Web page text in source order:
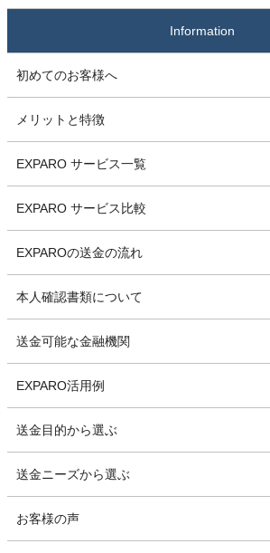
Information
初めてのお客様へ
メリットと特徴
EXPARO サービス一覧
EXPARO サービス比較
EXPAROの送金の流れ
本人確認書類について
送金可能な金融機関
EXPARO活用例
送金目的から選ぶ
送金ニーズから選ぶ
お客様の声